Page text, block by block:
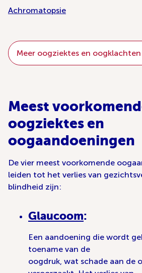
Achromatopsie
Meer oogziektes en oogklachten
Meest
oogziektes en
oogaandoeningen
De vier meest voorkomende
leiden tot het verlies van
blindheid zijn:
Glaucoom:
Een aandoening die wordt
toename van de
oogdruk, wat schade aan de